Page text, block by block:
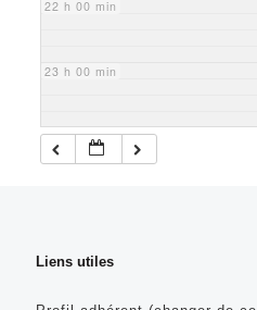
22 h 00 min
23 h 00 min
Liens utiles